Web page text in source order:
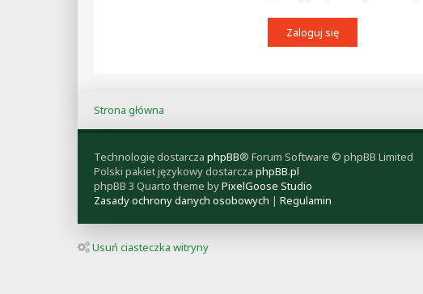
Strona główna
Technologię dostarcza phpBB® Forum Software © phpBB Limited
Polski pakiet językowy dostarcza phpBB.pl
phpBB 3 Quarto theme byPixelGoose Studio
Zasady ochrony danych osobowych | Regulamin
Usuń ciasteczka witryny